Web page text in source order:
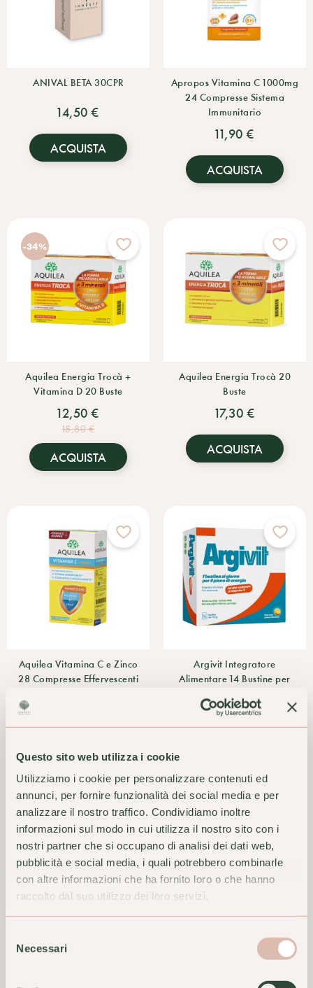
Questo sito web utilizza i cookie
Utilizziamo i cookie per personalizzare contenuti ed
annunci, per fornire funzionalità dei social media e per
analizzare il nostro traffico. Condividiamo inoltre
informazioni sul modo in cui utilizza il nostro sito con i
nostri partner che si occupano di analisi dei dati web,
pubblicità e social media, i quali potrebbero combinarle
con altre informazioni che ha fornito loro o che hanno
raccolto dal suo utilizzo dei loro servizi.
delNecessari
ANIVAL BETA 30CPR
14,50 €
ACQUISTA
Apropos Vitamina C 1000mg
24 Compresse Sistema
Immunitario
11,90 €
ACQUISTA
-34%
Aquilea Energia Trocà +
Vitamina D 20 Buste
12,50 €
18,80 €
ACQUISTA
Aquilea Energia Trocà 20
Buste
17,30 €
ACQUISTA
Aquilea Vitamina C e Zinco
28 Compresse Effervescenti
Argivit Integratore
Alimentare 14 Bustine per
21,90 €
Arkofarm Magnesio 24 60
ARMILLA*30CPS MOLLI